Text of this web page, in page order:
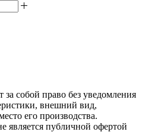
за собой право без уведомления
внешний вид,
его производства.
является публичной офертой